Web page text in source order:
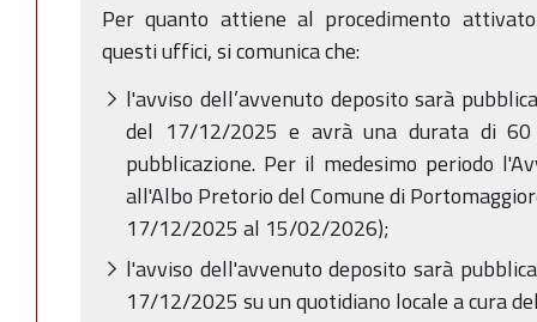
Per quanto attiene al procedimento
questi uffici, si comunica che:
l'avviso dell’avvenuto deposito sarà
del 17/12/2025 e avrà una durata di 60
pubblicazione. Per il medesimo periodo
all'Albo Pretorio del Comune di
17/12/2025 al 15/02/2026);
l'avviso dell'avvenuto deposito sarà
17/12/2025 su un quotidiano locale a cura